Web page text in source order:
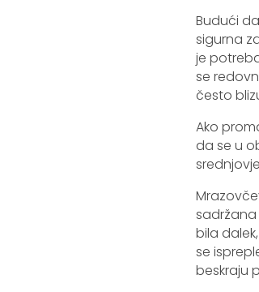
Budući
sigurna
je
se
često
Ako
da se u
sadržana
bila
se
beskraju